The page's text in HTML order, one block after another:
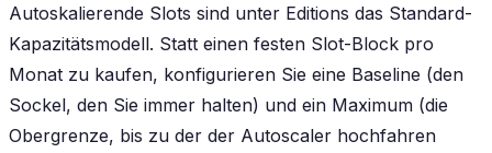
Autoskalierende Slots sind unter Editions das Standard-
Kapazitätsmodell. Statt einen festen Slot-Block pro
Monat zu kaufen, konfigurieren Sie eine Baseline (den
Sockel, den Sie immer halten) und ein Maximum (die
Obergrenze, bis zu der der Autoscaler hochfahren